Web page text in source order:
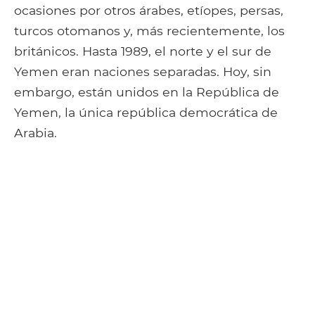
ocasiones por otros árabes, etíopes, persas,
turcos otomanos y, más recientemente, los
británicos. Hasta 1989, el norte y el sur de
Yemen eran naciones separadas. Hoy, sin
embargo, están unidos en la República de
Yemen, la única república democrática de
Arabia.